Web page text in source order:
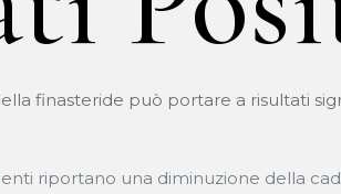
finasteride può portare a risultati
riportano una diminuzione della